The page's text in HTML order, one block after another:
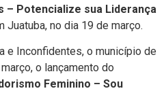
– Potencialize sua Liderança
Juatuba, no dia 19 de março.
e Inconfidentes, o município de
o lançamento do
Feminino – Sou